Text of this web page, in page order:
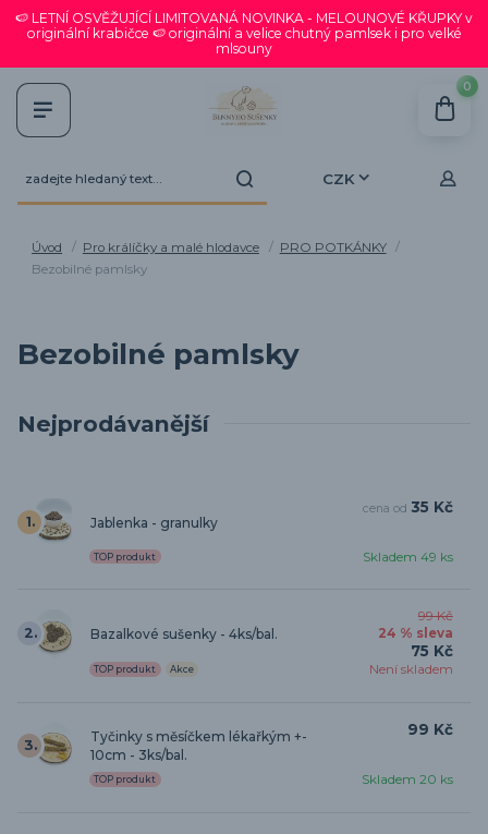
🍉 LETNÍ OSVĚŽUJÍCÍ LIMITOVANÁ NOVINKA - MELOUNOVÉ KŘUPKY v
originální krabičce 🍉 originální a velice chutný pamlsek i pro velké
mlsouny
CZK
0
Úvod Pro králíčky a malé hlodavce
PRO POTKÁNKY
Bezobilné pamlsky
Bezobilné pamlsky
Nejprodávanější
1. Jablenka - granulky
Skladem 49 ks
TOP produkt
cena od 35 Kč
2. Bazalkové sušenky - 4ks/bal.
Není skladem
TOP produkt Akce
99 Kč
24 % sleva
75 Kč
3.
Tyčinky s měsíčkem lékařkým +-
10cm - 3ks/bal.
Skladem 20 ks
TOP produkt
99 Kč